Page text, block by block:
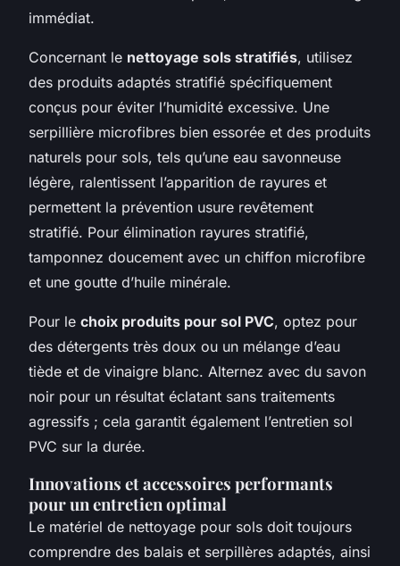
immédiat.
Concernant le nettoyage sols stratifiés, utilisez
des produits adaptés stratifié spécifiquement
conçus pour éviter l’humidité excessive. Une
serpillière microfibres bien essorée et des produits
naturels pour sols, tels qu’une eau savonneuse
légère, ralentissent l’apparition de rayures et
permettent la prévention usure revêtement
stratifié. Pour élimination rayures stratifié,
tamponnez doucement avec un chiffon microfibre
et une goutte d’huile minérale.
Pour le choix produits pour sol PVC, optez pour
des détergents très doux ou un mélange d’eau
tiède et de vinaigre blanc. Alternez avec du savon
noir pour un résultat éclatant sans traitements
agressifs ; cela garantit également l’entretien sol
PVC sur la durée.
Innovations et accessoires performants
pour un entretien optimal
Le matériel de nettoyage pour sols doit toujours
comprendre des balais et serpillères adaptés, ainsi